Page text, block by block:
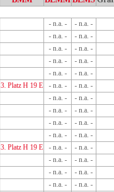
- n.a. - - n.a. -
- n.a. - - n.a. -
- n.a. - - n.a. -
- n.a. - - n.a. -
- n.a. - - n.a. -
3. Platz H 19 E - n.a. - - n.a. -
- n.a. - - n.a. -
- n.a. - - n.a. -
- n.a. - - n.a. -
- n.a. - - n.a. -
3. Platz H 19 E - n.a. - - n.a. -
- n.a. - - n.a. -
- n.a. - - n.a. -
- n.a. - - n.a. -